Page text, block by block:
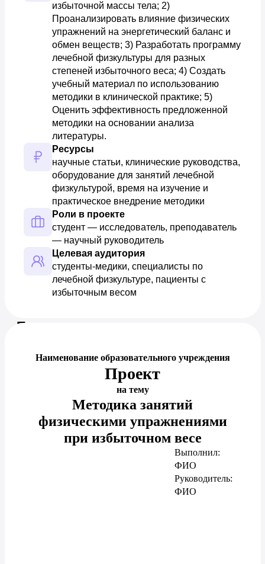
избыточной массы тела; 2)
Проанализировать влияние физических
упражнений на энергетический баланс и
обмен веществ; 3) Разработать программу
лечебной физкультуры для разных
степеней избыточного веса; 4) Создать
учебный материал по использованию
методики в клинической практике; 5)
Оценить эффективность предложенной
методики на основании анализа
литературы.
Ресурсы
научные статьи, клинические руководства,
оборудование для занятий лечебной
физкультурой, время на изучение и
практическое внедрение методики
Роли в проекте
студент — исследователь, преподаватель
— научный руководитель
Целевая аудитория
студенты-медики, специалисты по
лечебной физкультуре, пациенты с
избыточным весом
Предпросмотр документа
Наименование образовательного учреждения
Проект
на тему
Методика занятий
физическими упражнениями
при избыточном весе
Выполнил:
ФИО
Руководитель:
ФИО